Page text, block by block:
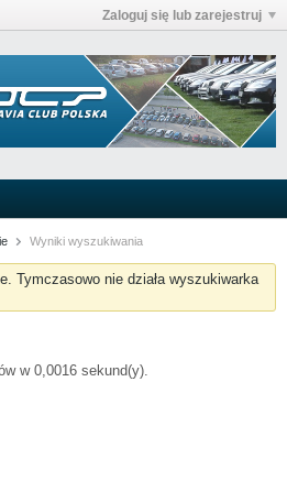
Zaloguj się lub zarejestruj
Wyniki wyszukiwania
Tymczasowo nie działa wyszukiwarka
w 0,0016 sekund(y).